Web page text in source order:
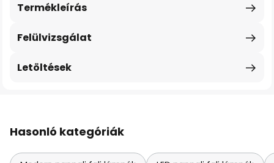
Termékleírás
Felülvizsgálat
Letöltések
Hasonló kategóriák